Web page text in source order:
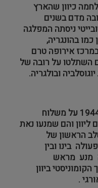
כיוון שהארץ
מדם בשנים
הסובייטי ניסתה המפלגה
בהונגריה,
אירופה טרם
השתלטו על רובה של
ובולגריה.
וינסטון צ'רצ'יל הורה באוקטובר 1944 על משלוח
ליוון והם שמנעו נאת
הראשון של
שיתוף הפעולה בינו ובין
מנע מראש
ביוון
.